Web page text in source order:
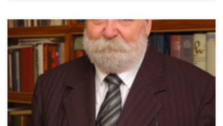
Під час війни засоби масової інформації країни-агресора
докладають значних зусиль до того, щоби в очах
громадськості позбавити противника будь-яких людських рис.
Російське телебачення відпрацювало новітні технології, які
показали високу ефективність. Правда, базуються вони на
примітивній брехні, нерідко зовсім абсурдній. Виявляється, що
відповідно підготовлена аудиторія найбільше вірить саме
такій. Останніми днями […]